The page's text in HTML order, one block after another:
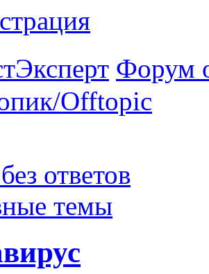
Форум
Offtopic
ответов
темы